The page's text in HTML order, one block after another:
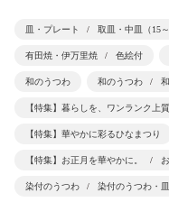
皿・プレート 取皿・中皿（15～
有田焼・伊万里焼 色絵付
和のうつわ 和のうつわ
【特集】暮らしを、ワンランク上
【特集】華やかに彩るひなまつり
【特集】お正月を華やかに。
染付のうつわ 染付のうつわ・皿